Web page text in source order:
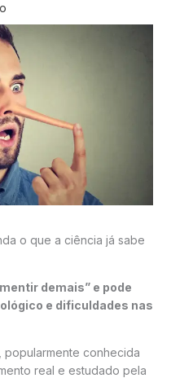
o que a ciência já sabe
demais” e pode
e dificuldades nas
popularmente conhecida
real e estudado pela